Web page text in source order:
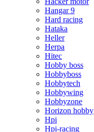
Hangar 9
Hard racing
Hataka
Heller
Herpa
Hitec
Hobby boss
Hobbyboss
Hobbytech
Hobbywing
Hobbyzone
Horizon hobby
Hpi
Hpi-racing